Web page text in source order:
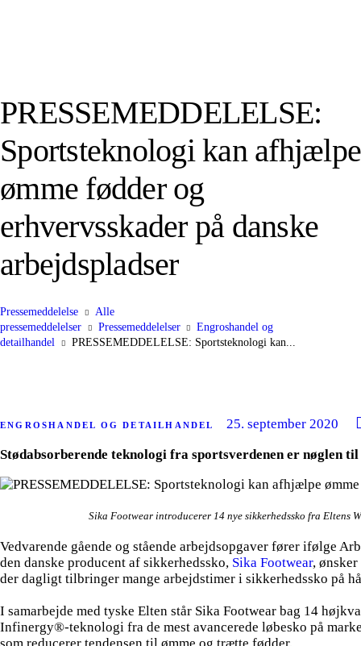
PRESSEMEDDELELSE:
Sportsteknologi kan afhjælpe
ømme fødder og
erhvervsskader på danske
arbejdspladser
Pressemeddelelse
Alle
pressemeddelelser
Pressemeddelelser
Engroshandel og
detailhandel
PRESSEMEDDELELSE: Sportsteknologi kan...
ENGROSHANDEL OG DETAILHANDEL
25. september 2020
Stødabsorberende teknologi fra sportsverdenen er nøglen
Sika Footwear introducerer 14 nye sikkerhedssko fra Eltens
Vedvarende gående og stående arbejdsopgaver fører ifølge
den danske producent af sikkerhedssko, Sika Footwear,
der dagligt tilbringer mange arbejdstimer i sikkerhedssko på
I samarbejde med tyske Elten står Sika Footwear bag 14
Infinergy®-teknologi fra de mest avancerede løbesko på